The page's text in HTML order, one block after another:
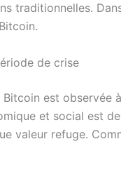
traditionnelles.
de crise
est observée
et social est
valeur refuge.